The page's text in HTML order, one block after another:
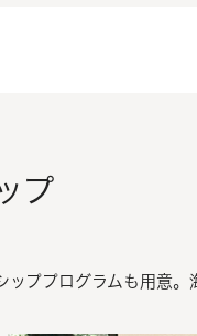
プ
ププログラムも用意